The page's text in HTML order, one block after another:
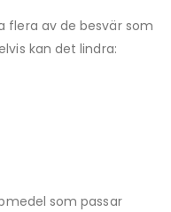
flera av de besvär som
kan det lindra:
som passar